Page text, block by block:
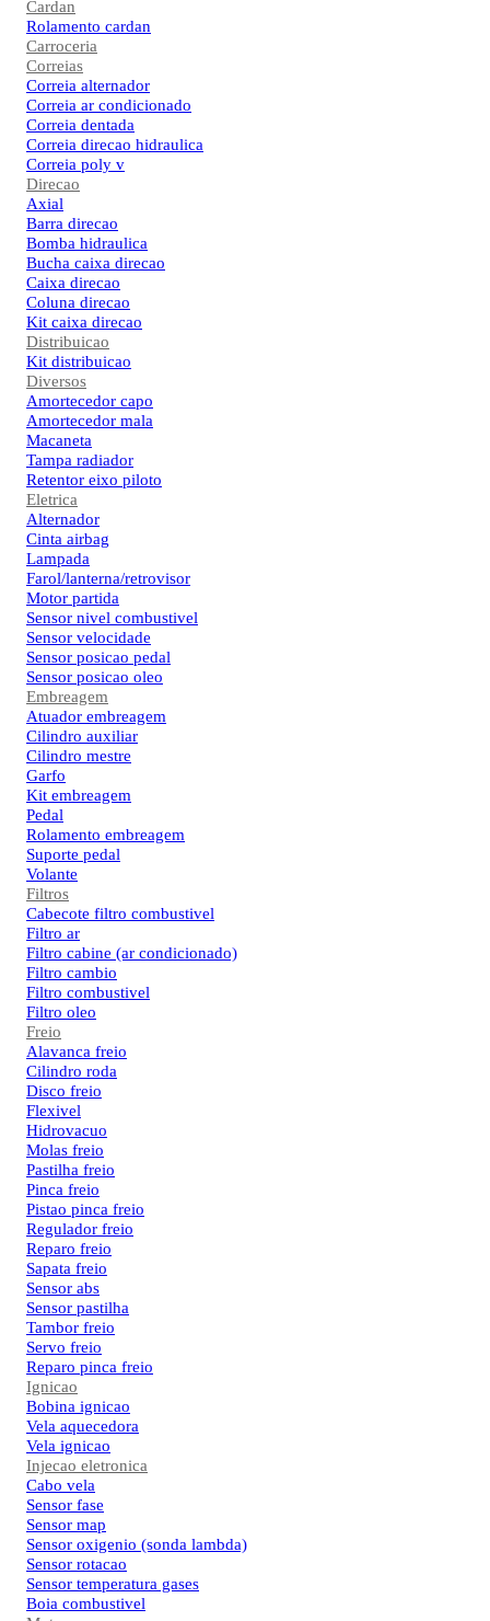
Cardan
Rolamento cardan
Carroceria
Correias
Correia alternador
Correia ar condicionado
Correia dentada
Correia direcao hidraulica
Correia poly v
Direcao
Axial
Barra direcao
Bomba hidraulica
Bucha caixa direcao
Caixa direcao
Coluna direcao
Kit caixa direcao
Distribuicao
Kit distribuicao
Diversos
Amortecedor capo
Amortecedor mala
Macaneta
Tampa radiador
Retentor eixo piloto
Eletrica
Alternador
Cinta airbag
Lampada
Farol/lanterna/retrovisor
Motor partida
Sensor nivel combustivel
Sensor velocidade
Sensor posicao pedal
Sensor posicao oleo
Embreagem
Atuador embreagem
Cilindro auxiliar
Cilindro mestre
Garfo
Kit embreagem
Pedal
Rolamento embreagem
Suporte pedal
Volante
Filtros
Cabecote filtro combustivel
Filtro ar
Filtro cabine (ar condicionado)
Filtro cambio
Filtro combustivel
Filtro oleo
Freio
Alavanca freio
Cilindro roda
Disco freio
Flexivel
Hidrovacuo
Molas freio
Pastilha freio
Pinca freio
Pistao pinca freio
Regulador freio
Reparo freio
Sapata freio
Sensor abs
Sensor pastilha
Tambor freio
Servo freio
Reparo pinca freio
Ignicao
Bobina ignicao
Vela aquecedora
Vela ignicao
Injecao eletronica
Cabo vela
Sensor fase
Sensor map
Sensor oxigenio (sonda lambda)
Sensor rotacao
Sensor temperatura gases
Boia combustivel